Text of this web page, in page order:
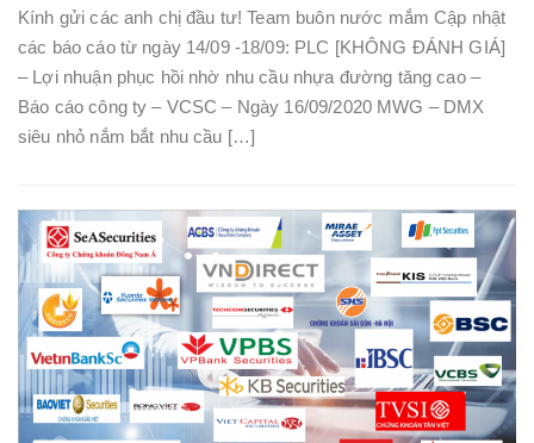
Kính gửi các anh chị đầu tư! Team buôn nước mắm Cập nhật
các báo cáo từ ngày 14/09 -18/09: PLC [KHÔNG ĐÁNH GIÁ]
– Lợi nhuận phục hồi nhờ nhu cầu nhựa đường tăng cao –
Báo cáo công ty – VCSC – Ngày 16/09/2020 MWG – DMX
siêu nhỏ nắm bắt nhu cầu […]